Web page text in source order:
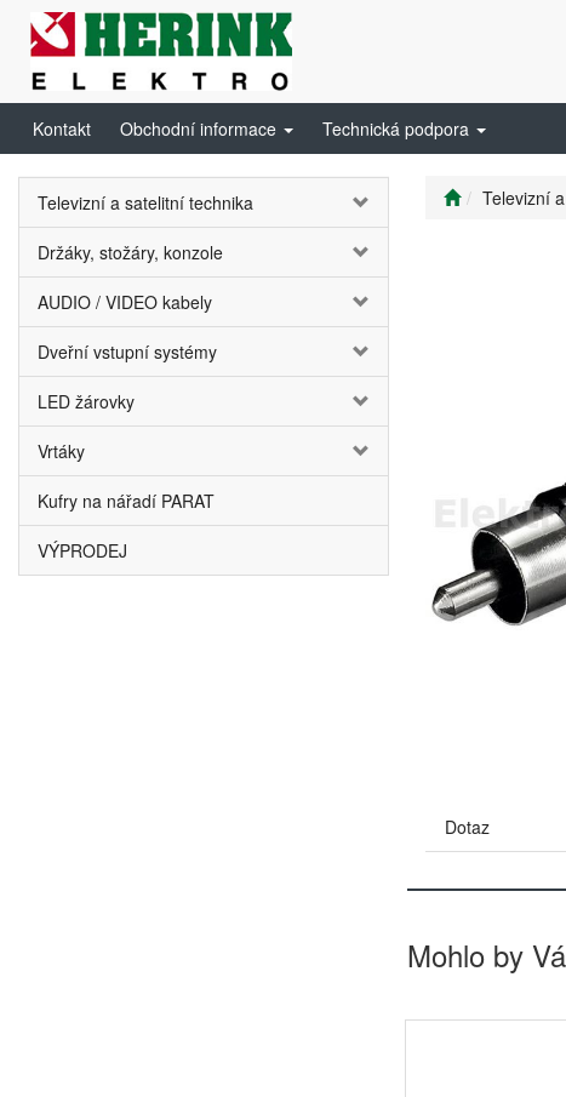
Kontakt Obchodní informace Technická podpora
Televizní a satelitní technika
Držáky, stožáry, konzole
AUDIO / VIDEO kabely
Dveřní vstupní systémy
LED žárovky
Vrtáky
Kufry na nářadí PARAT
VÝPRODEJ
Televizní
Dotaz
Mohlo by